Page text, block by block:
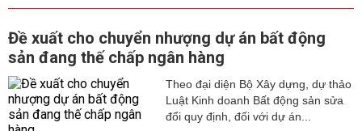
Đề xuất cho chuyển nhượng dự án bất động
sản đang thế chấp ngân hàng
Theo đại diện Bộ Xây dựng, dự thảo
Luật Kinh doanh Bất động sản sửa
đổi quy định, đối với dự án...